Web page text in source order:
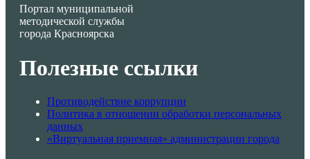
Портал муниципальной
методической службы
города Красноярска
Полезные ссылки
Противодействие коррупции
Политика в отношении обработки персональных
данных
«Виртуальная приемная» администрации города